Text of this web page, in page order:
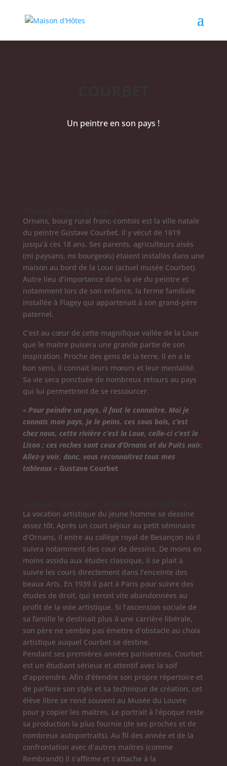
Un peintre en son pays !
Ornans, bourg rural franc-comtois est la ville natale
du peintre Gustave Courbet. Il y vécut de 1819
jusqu’à ces 18 ans. Ses parents, agriculteurs aisés
(mi paysans, mi bourgeois) étaient installés dans une
maison au bord de la Loue (actuel musée Courbet).
Autre lieu d’importance dans la vie du peintre et
notamment lors de son enfance, la ferme familiale
installée à Flagey qui appartenait à son grand-père
paternel.
C’est au cœur de cette magnifique vallée de la Loue
que le maitre puisera une grande partie de son
inspiration. Proche des gens de la terre, il en a le
bon sens, il connait leurs mœurs et leur mentalité.
Sa vie sera ponctuée de nombreux retours au pays
qui lui permettront de se ressourcer.
« Pour peindre un pays, il faut le connaitre. Moi je
connais mon pays, je le peins. ces sous bois, c’est
chez nous, cette rivière c’est la Loue, celle-ci c’est le
Lison ; ces roches sont ceux d’Ornans et du Puits noir.
Allez-y voir, donc, vous reconnaitrez tous mes
tableaux» Gustave Courbet
La vocation artistique du jeune homme se dessine
assez tôt. Après un court séjour au petit séminaire
d’Ornans, il entre au collège royal de Besançon où il
suivra notamment des cour de dessins. De moins en
moins assidu aux études classique, il se plait à
suivre les cours directement dans l’enceinte des
beaux Arts. En 1939 il part à Paris pour suivre des
études de droit, qui seront vite abandonnées au
profit de la voie artistique. Si l’ascension sociale de
sa famille le destinait plus à une carrière libérale,
son père ne semble pas émettre d’obstacle au choix
artistique auquel Courbet se destine.
Pendant ses premières années parisiennes, Courbet
est un étudiant sérieux et attentif avec la soif
d’apprendre. Afin d’étendre son propre répertoire et
de parfaire son style et sa technique de création, cet
élève libre se rend souvent au Musée du Louvre
pour y copier les maitres. Le portrait à l’époque reste
sa production la plus fournie (de ses proches et de
nombreux autoportraits). Au fil des année et de la
confrontation avec d’autres maitres (comme
Rembrandt) il s’affirme et s’attache à la